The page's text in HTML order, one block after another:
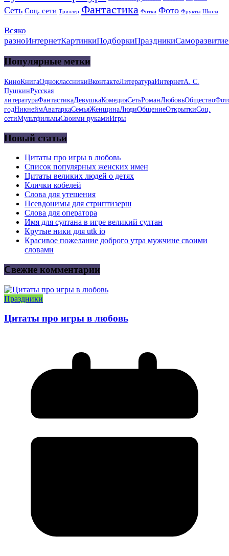
Сеть Соц. сети Триллер Фантастика Фотки Фото Фрукты Школа
Всяко
разноИнтернетКартинкиПодборкиПраздникиСаморазвитие
Популярные метки
КиноКнигаОдноклассникиВконтактеЛитератураИнтернетА. С.
ПушкинРусская
литератураФантастикаДевушкаКомедияСетьРоманЛюбовьОбщество
годНикнеймАватаркаСемьяЖенщинаЛюдиОбщениеОткрыткиСоц.
сетиМультфильмыСвоими рукамиИгры
Новый статьи
Цитаты про игры в любовь
Список популярных женских имен
Цитаты великих людей о детях
Клички кобелей
Слова для утешения
Псевдонимы для стриптизерш
Слова для оператора
Имя для султана в игре великий султан
Крутые ники для utk io
Красивое пожелание доброго утра мужчине своими
словами
Свежие комментарии
Праздники
Цитаты про игры в любовь